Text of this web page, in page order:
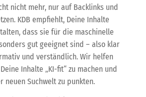
nicht mehr, nur auf Backlinks und
KDB empfiehlt, Deine Inhalte
dass sie für die maschinelle
gut geeignet sind – also klar
und verständlich. Wir helfen
Inhalte „KI-fit“ zu machen und
neuen Suchwelt zu punkten.